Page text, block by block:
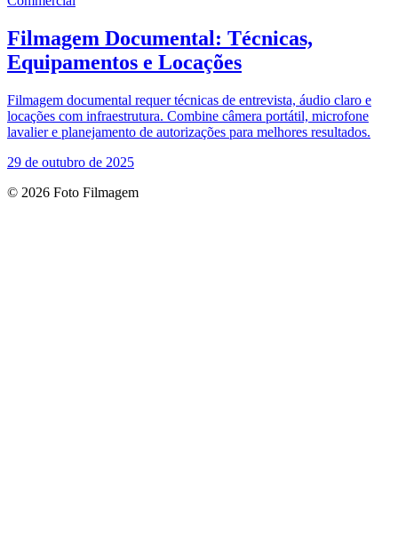
Filmagem Documental: Técnicas,
Equipamentos e Locações
Filmagem documental requer técnicas de entrevista, áudio claro e
locações com infraestrutura. Combine câmera portátil, microfone
lavalier e planejamento de autorizações para melhores resultados.
29 de outubro de 2025
© 2026 Foto Filmagem